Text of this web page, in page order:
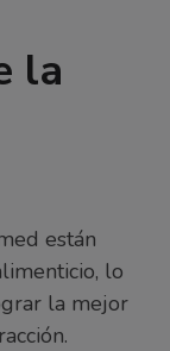
la
están
lo
la mejor